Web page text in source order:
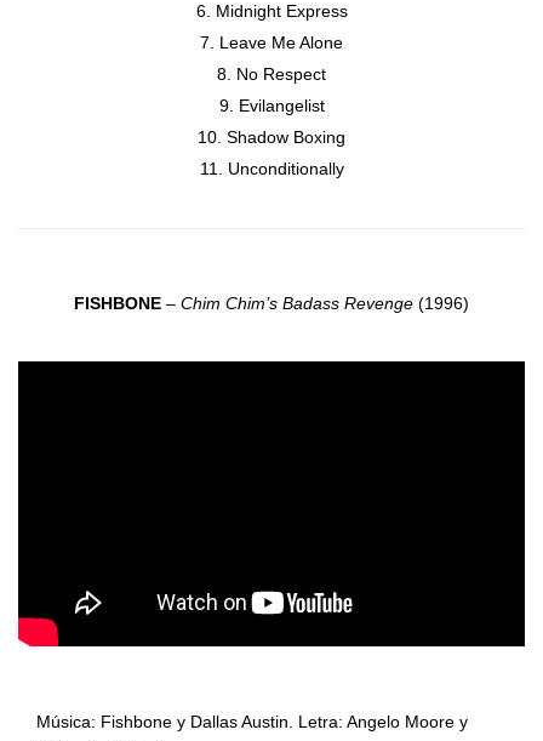
Midnight Express
Leave Me Alone
No Respect
Evilangelist
Shadow Boxing
Unconditionally
FISHBONE – Chim Chim’s Badass Revenge (1996)
Música: Fishbone y Dallas Austin. Letra: Angelo Moore y